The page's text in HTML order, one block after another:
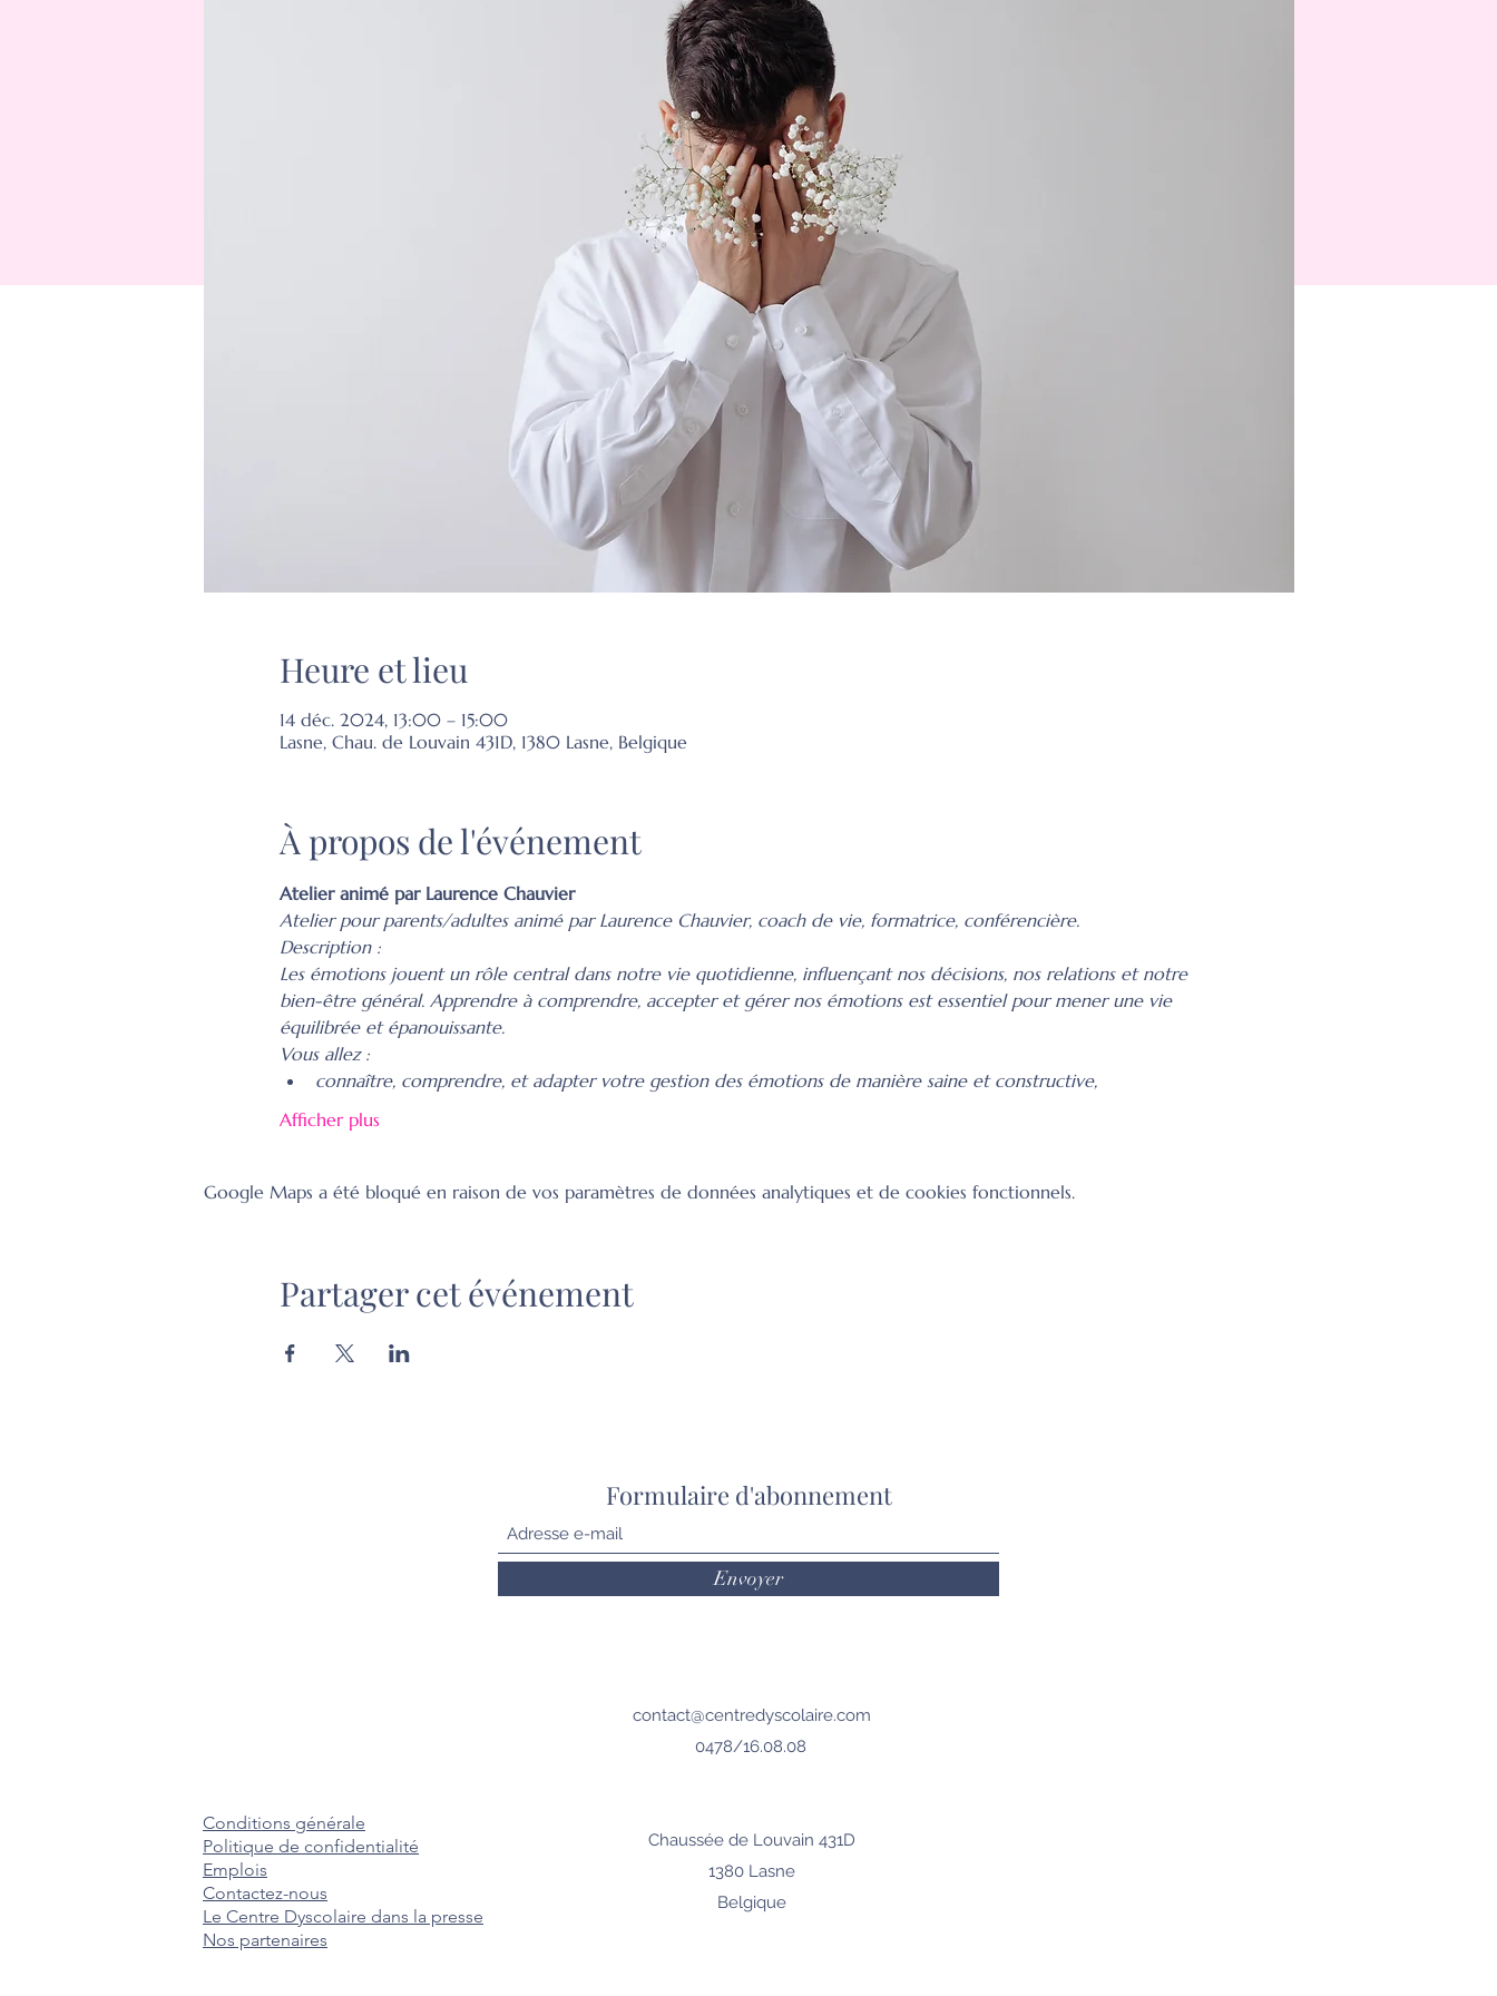
Heure et lieu
14 déc. 2024, 13:00 – 15:00
Lasne, Chau. de Louvain 431D, 1380 Lasne, Belgique
À propos de l'événement
Atelier animé par Laurence Chauvier
Atelier pour parents/adultes animé par Laurence Chauvier, coach de vie, formatrice, conférencière.
Description :
Les émotions jouent un rôle central dans notre vie quotidienne, influençant nos décisions, nos relations et notre
bien-être général. Apprendre à comprendre, accepter et gérer nos émotions est essentiel pour mener une vie
équilibrée et épanouissante.
Vous allez :
connaître, comprendre, et adapter votre gestion des émotions de manière saine et constructive,
Afficher plus
Google Maps a été bloqué en raison de vos paramètres de données analytiques et de cookies fonctionnels.
Partager cet événement
Formulaire d'abonnement
Envoyer
Conditions générale
Politique de confidentialité
Emplois
Contactez-nous
Le Centre Dyscolaire dans la presse
Nos partenaires
contact@centredyscolaire.com
0478/16.08.08
Chaussée de Louvain 431D
1380 Lasne
Belgique